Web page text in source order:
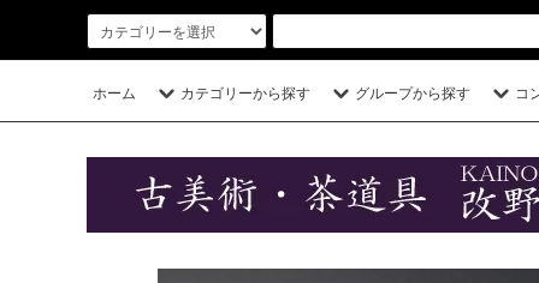
ホーム カテゴリーから探す グループから探す コ